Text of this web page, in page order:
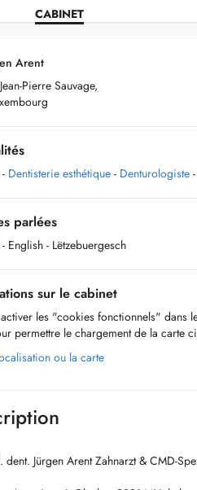
CABINET
Arent
Pierre Sauvage,
- Dentisterie esthétique - Denturologiste -
parlées
- English - Lëtzebuergesch
sur le cabinet
les "cookies fonctionnels" dans
permettre le chargement de la carte
ou la carte
dent. Jürgen Arent Zahnarzt & CMD-